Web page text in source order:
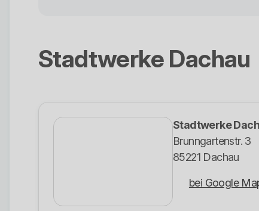
Stadtwerke Dachau
Stadtwerke
Brunngartenstr. 3
85221 Dachau
bei Google